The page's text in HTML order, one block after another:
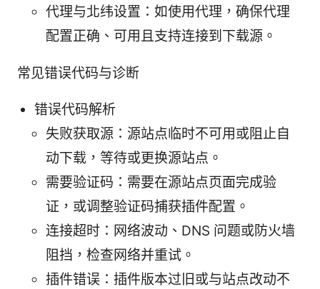
代理与北纬设置：如使用代理，确保代理
配置正确、可用且支持连接到下载源。
常见错误代码与诊断
错误代码解析
失败获取源：源站点临时不可用或阻止自
动下载，等待或更换源站点。
需要验证码：需要在源站点页面完成验
证，或调整验证码捕获插件配置。
连接超时：网络波动、DNS 问题或防火墙
阻挡，检查网络并重试。
插件错误：插件版本过旧或与站点改动不